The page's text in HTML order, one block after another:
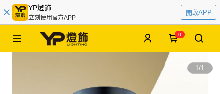
YP燈飾
立刻使用官方APP
開啟APP
0
1/1